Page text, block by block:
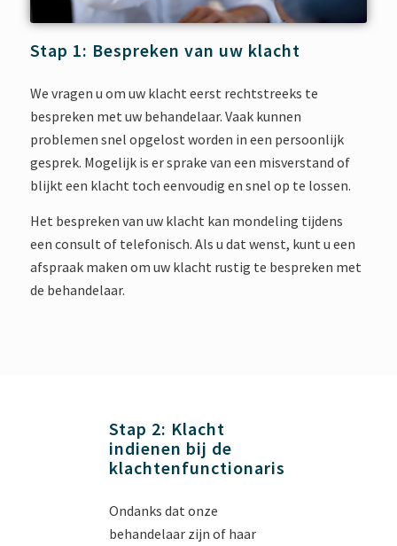
Stap 1: Bespreken van uw klacht
We vragen u om uw klacht eerst rechtstreeks te
bespreken met uw behandelaar. Vaak kunnen
problemen snel opgelost worden in een persoonlijk
gesprek. Mogelijk is er sprake van een misverstand of
blijkt een klacht toch eenvoudig en snel op te lossen.
Het bespreken van uw klacht kan mondeling tijdens
een consult of telefonisch. Als u dat wenst, kunt u een
afspraak maken om uw klacht rustig te bespreken met
de behandelaar.
Stap 2: Klacht
indienen bij de
klachtenfunctionaris
Ondanks dat onze
behandelaar zijn of haar